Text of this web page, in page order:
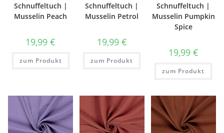
Schnuffeltuch |
Musselin Peach
19,99€
zum Produkt
Schnuffeltuch |
Musselin Petrol
19,99 €
zum Produkt
Schnuffeltuch |
Musselin Pumpkin
Spice
19,99 €
zum Produkt